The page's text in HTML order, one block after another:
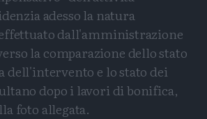
adesso la natura
dall'amministrazione
la comparazione dello stato
dell'intervento e lo stato dei
dopo i lavori di bonifica,
foto allegata.